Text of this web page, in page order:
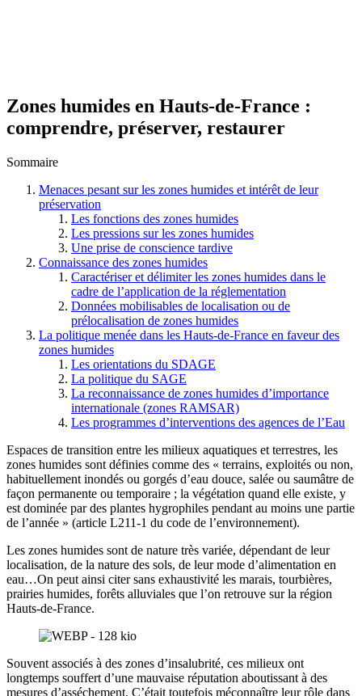
Zones humides en Hauts-de-France :
comprendre, préserver, restaurer
Sommaire
Menaces pesant sur les zones humides et intérêt de leur
préservation
Les fonctions des zones humides
Les pressions sur les zones humides
Une prise de conscience tardive
Connaissance des zones humides
Caractériser et délimiter les zones humides dans le
cadre de l’application de la réglementation
Données mobilisables de localisation ou de
prélocalisation de zones humides
La politique menée dans les Hauts-de-France en faveur des
zones humides
Les orientations du SDAGE
La politique du SAGE
La reconnaissance de zones humides d’importance
internationale (zones RAMSAR)
Les programmes d’interventions des agences de l’Eau
Espaces de transition entre les milieux aquatiques et terrestres, les
zones humides sont définies comme des « terrains, exploités ou non,
habituellement inondés ou gorgés d’eau douce, salée ou saumâtre de
façon permanente ou temporaire ; la végétation quand elle existe, y
est dominée par des plantes hygrophiles pendant au moins une partie
de l’année » (article L211-1 du code de l’environnement).
Les zones humides sont de nature très variée, dépendant de leur
localisation, de la nature des sols, de leur mode d’alimentation en
eau…On peut ainsi citer sans exhaustivité les marais, tourbières,
prairies humides, forêts alluviales que l’on retrouve sur la région
Hauts-de-France.
Souvent associés à des zones d’insalubrité, ces milieux ont
longtemps souffert d’une mauvaise réputation aboutissant à des
mesures d’asséchement. C’était toutefois méconnaître leur rôle dans